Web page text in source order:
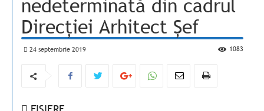
nedeterminată din cadrul
Direcției Arhitect Șef
24 septembrie 2019 1083